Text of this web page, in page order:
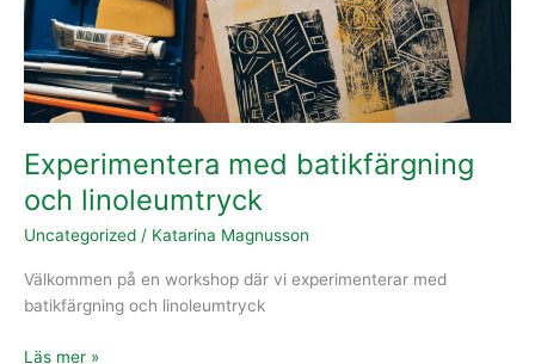
Experimentera med batikfärgning
och linoleumtryck
Uncategorized / Katarina Magnusson
Välkommen på en workshop där vi experimenterar med
batikfärgning och linoleumtryck
Läs mer »